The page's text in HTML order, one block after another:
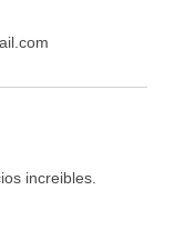
increibles.